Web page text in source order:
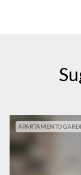
APARTAMENTO